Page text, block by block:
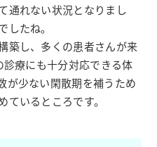
通れない状況となりまし
したね。
築し、多くの患者さんが来
療にも十分対応できる体
が少ない閑散期を補うため
ているところです。